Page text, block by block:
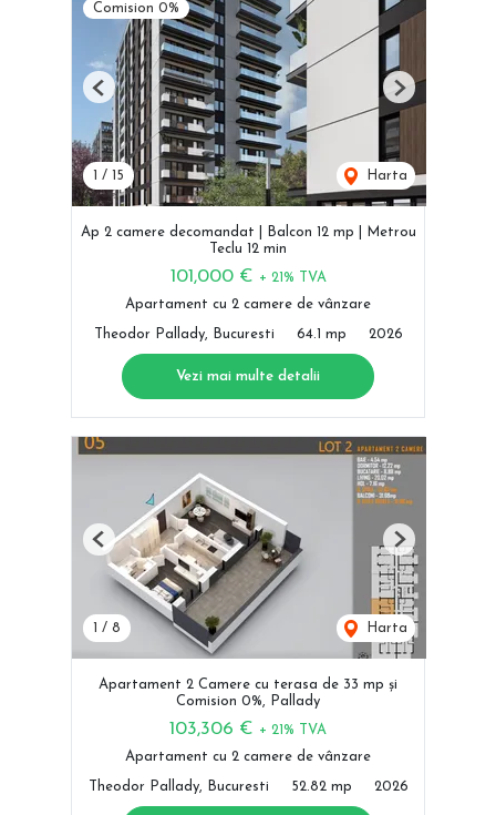
Comision 0%
/ 15 Harta
Previous Next
Ap 2 camere decomandat | Balcon 12 mp | Metrou
Teclu 12 min
101,000 € + 21% TVA
Apartament cu 2 camere de vânzare
Theodor Pallady, Bucuresti 64.1 mp 2026
Vezi mai multe detalii
1 / 8 Harta
Previous Next
Apartament 2 Camere cu terasa de 33 mp și
Comision 0%, Pallady
103,306 € + 21% TVA
Apartament cu 2 camere de vânzare
Theodor Pallady, Bucuresti 52.82 mp 2026